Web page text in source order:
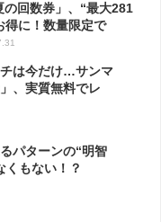
の回数券」、“最大281
得に！数量限定で
チは今だけ…サンマ
、実質無料でレ
パターンの“明智
もない！？